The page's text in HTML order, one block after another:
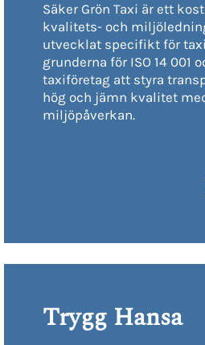
Säker Grön Taxi är ett
kvalitets- och
utvecklat specifikt för
grunderna för ISO 14 001
taxiföretag att styra
hög och jämn kvalitet
miljöpåverkan.
Trygg Hansa